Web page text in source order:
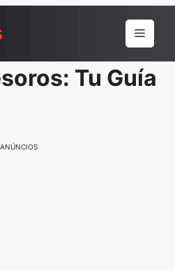
Menu
Tu Guía
ANÚNCIOS